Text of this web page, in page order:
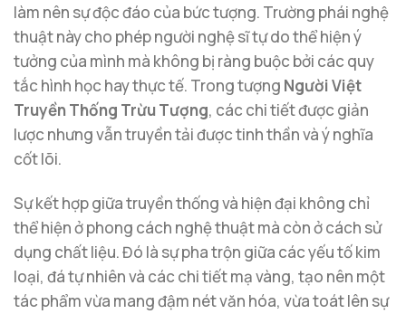
làm nên sự độc đáo của bức tượng. Trường phái nghệ
thuật này cho phép người nghệ sĩ tự do thể hiện ý
tưởng của mình mà không bị ràng buộc bởi các quy
tắc hình học hay thực tế. Trong tượng Người Việt
Truyền Thống Trừu Tượng, các chi tiết được giản
lược nhưng vẫn truyền tải được tinh thần và ý nghĩa
cốt lõi.
Sự kết hợp giữa truyền thống và hiện đại không chỉ
thể hiện ở phong cách nghệ thuật mà còn ở cách sử
dụng chất liệu. Đó là sự pha trộn giữa các yếu tố kim
loại, đá tự nhiên và các chi tiết mạ vàng, tạo nên một
tác phẩm vừa mang đậm nét văn hóa, vừa toát lên sự